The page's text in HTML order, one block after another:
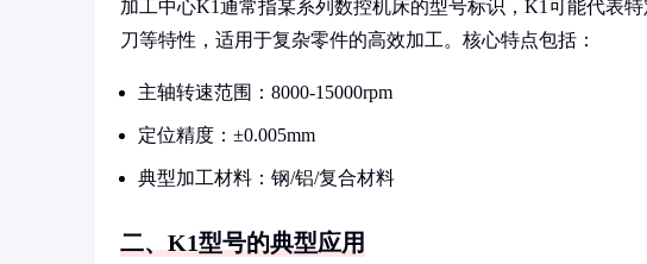
加工中心K1通常指某系列数控机床的型号标识，K1可能代表
刀等特性，适用于复杂零件的高效加工。核心特点包括：
主轴转速范围：8000-15000rpm
定位精度：±0.005mm
典型加工材料：钢/铝/复合材料
二、K1型号的典型应用